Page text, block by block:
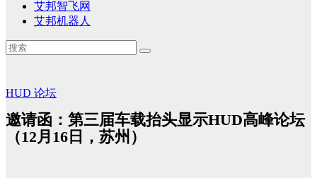
艾邦智飞网
艾邦机器人
HUD 论坛
邀请函：第三届车载抬头显示HUD高峰论坛
（12月16日，苏州）